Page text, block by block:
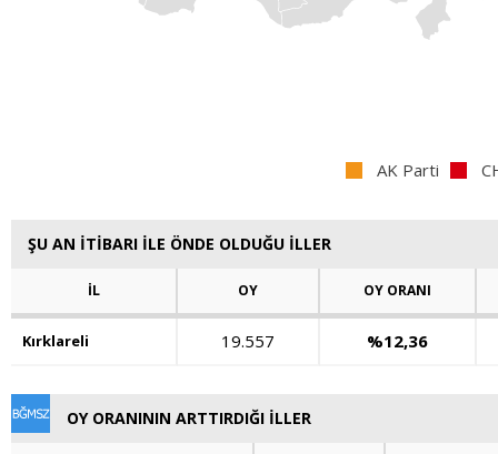
AK Parti
ŞU AN İTİBARI İLE ÖNDE OLDUĞU İLLER
İL OY OY ORANI
Kırklareli 19.557 %12,36
OY ORANININ ARTTIRDIĞI İLLER